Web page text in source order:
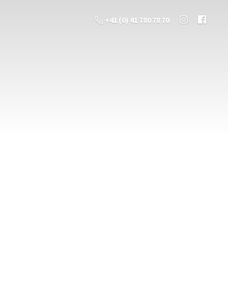
+41 (0) 41 780 78 70